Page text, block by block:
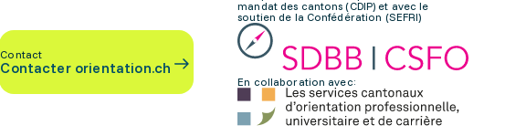
Contact
Contacter orientation.ch
mandat des cantons (CDIP) et avec le
soutien de la Confédération (SEFRI)
En collaboration avec: